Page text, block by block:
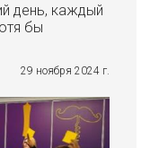
день, каждый
бы
29 ноября 2024 г.